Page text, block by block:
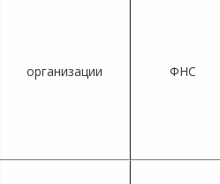
организации ФНС